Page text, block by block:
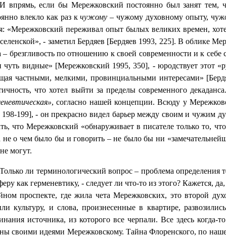
И впрямь, если бы Мережковский постоянно был занят тем,
влекло как раз кчужому – чужому духовному опыту,
«Мережковский переживал опыт былых великих времен,
- заметил Бердяев [Бердяев 1993, 225]. В облике
– брезгливость по отношению к своей современности и к
чуть видные» [Мережковский 1995, 350], - юродствует этот
частными, мелкими, провинциальными интересами»
что хотел выйти за пределы современного
, согласно нашей концепции. Всюду у
198-199], - он прекрасно видел барьер между своим и чужим
что Мережковский «обнаруживает в писателе только то,
не о чем было бы и говорить – не было бы ни
могут.
Только ли терминологический вопрос – проблема определения
как герменевтику, - следует ли что-то из этого?
проспекте, где жила чета Мережковских, это второй
культуру, и слова, произнесенные в квартире,
источника, из которого все черпали. Все здесь
своими идеями Мережковскому. Тайна Флоренского, по